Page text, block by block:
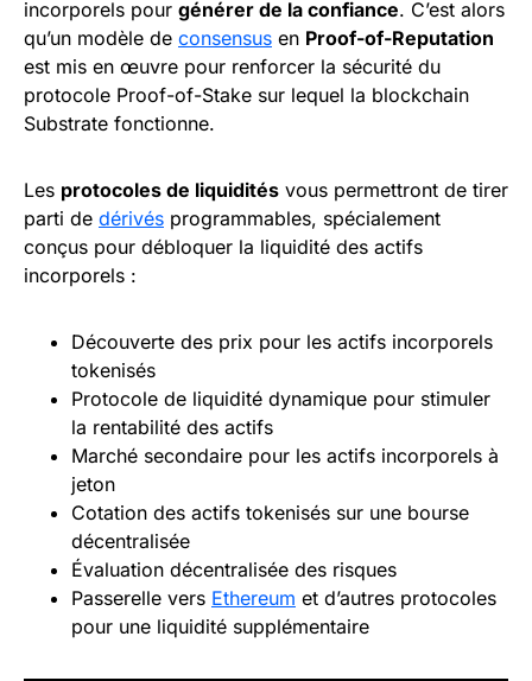
incorporels pour générer de la confiance. C’est alors
qu’un modèle de consensus en Proof-of-Reputation
est mis en œuvre pour renforcer la sécurité du
protocole Proof-of-Stake sur lequel la blockchain
Substrate fonctionne.
Les protocoles de liquidités vous permettront de tirer
parti de dérivés programmables, spécialement
conçus pour débloquer la liquidité des actifs
incorporels :
Découverte des prix pour les actifs incorporels
tokenisés
Protocole de liquidité dynamique pour stimuler
la rentabilité des actifs
Marché secondaire pour les actifs incorporels à
jeton
Cotation des actifs tokenisés sur une bourse
décentralisée
Évaluation décentralisée des risques
Passerelle vers Ethereum et d’autres protocoles
pour une liquidité supplémentaire